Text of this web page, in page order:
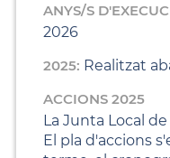
ANYS/S
2026
2025: Realitzat
ACCIONS 2025
La Junta Local
El pla d'accions